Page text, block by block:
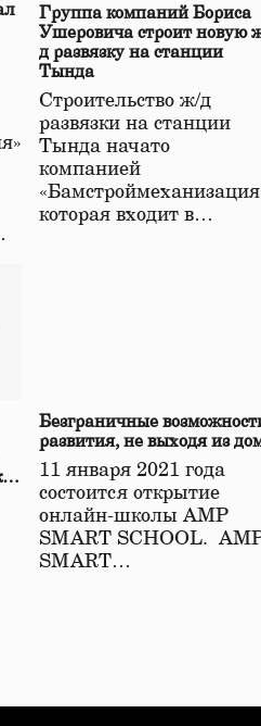
Группа компаний Бориса
Ушеровича строит новую
д развязку на станции
Тында
Строительство ж/д
развязки на станции
Тында начато
компанией
которая входит в…
Безграничные
развития, не выходя из
11 января 2021 года
состоится открытие
онлайн-школы АМР
SMART SCHOOL.
SMART…